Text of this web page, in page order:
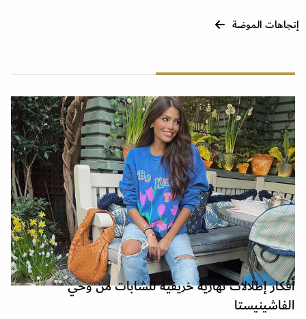
إتجاهات الموضة
أفكار إطلالات نهارية خريفية للشابات من وحي
الفاشينيستا